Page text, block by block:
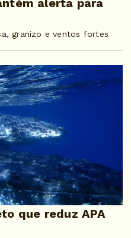
granizo e ventos fortes
que reduz APA